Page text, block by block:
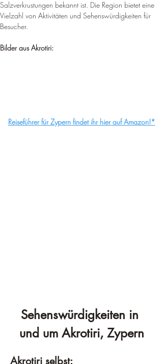
Salzverkrustungen bekannt ist. Die Region bietet eine
Vielzahl von Aktivitäten und Sehenswürdigkeiten für
Besucher.
Bilder aus Akrotiri:
Reiseführer für Zypern findet ihr hier auf Amazon!*
Sehenswürdigkeiten in
und um Akrotiri, Zypern
Akrotiri selbst: